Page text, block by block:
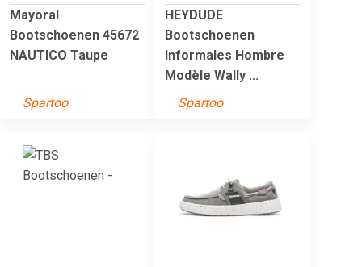
Mayoral
Bootschoenen 45672
NAUTICO Taupe
Spartoo
HEYDUDE
Bootschoenen
Informales Hombre
Modèle Wally ...
Spartoo